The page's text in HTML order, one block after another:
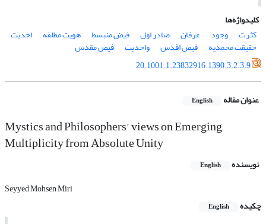
کلیدواژه‌ها
کثرت
وجود عرفان صادر اول فیض منبسط هویت مطلقه احدیت
حقیقت محمدیه فیض اقدس واحدیت
فیض مقدس
20.1001.1.23832916.1390.3.2.3.9
عنوان مقاله English
Mystics and Philosophers’ views on Emerging
Multiplicity from Absolute Unity
نویسنده English
Seyyed Mohsen Miri
چکیده
English